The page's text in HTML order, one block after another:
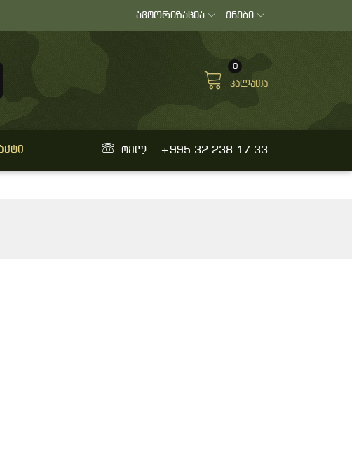
ავტორიზაცია ენები
0
კალათა
ტელ. : +995 32 238 17 33